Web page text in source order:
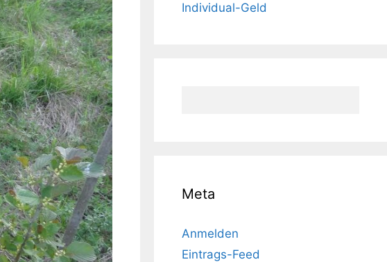
Individual-Geld
Meta
Anmelden
Eintrags-Feed